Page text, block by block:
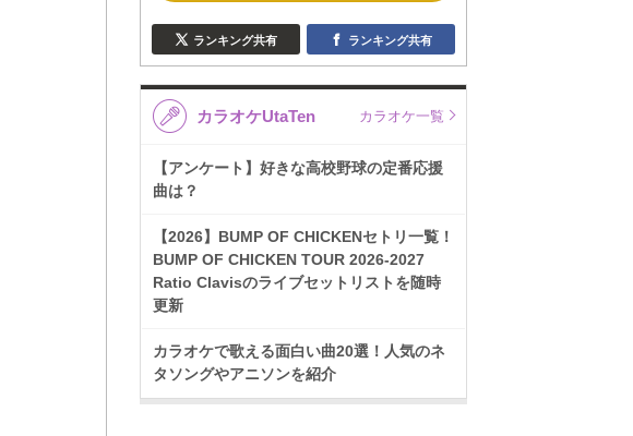
ランキング共有 ランキング共有
カラオケUtaTen カラオケ一覧
【アンケート】好きな高校野球の定番応援
曲は？
【2026】BUMP OF CHICKENセトリ一覧！
BUMP OF CHICKEN TOUR 2026-2027
Ratio Clavisのライブセットリストを随時
更新
カラオケで歌える面白い曲20選！人気のネ
タソングやアニソンを紹介